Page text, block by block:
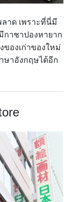
าด เพราะที่นี่มี
กาชาปองหายาก
ของเก่าของใหม่
ษาอังกฤษได้อีก